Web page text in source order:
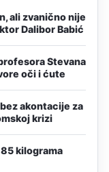
ali zvanično nije
Dalibor Babić
Stevana
oči i ćute
akontacije za
krizi
kilograma